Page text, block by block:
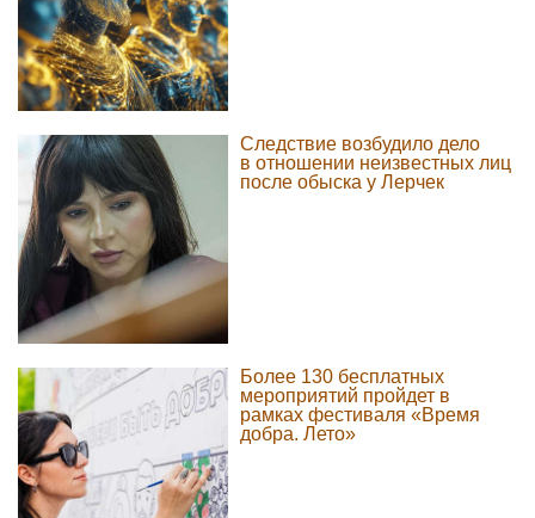
Следствие возбудило дело
в отношении неизвестных лиц
после обыска у Лерчек
Более 130 бесплатных
мероприятий пройдет в
рамках фестиваля «Время
добра. Лето»